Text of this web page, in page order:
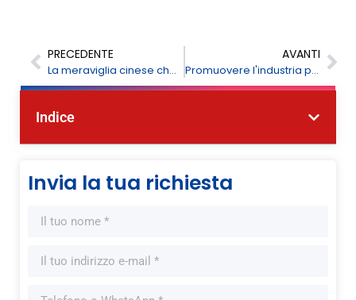
PRECEDENTE
La meraviglia cinese che si cela dietro ogni controllo nel settore agroalimentare
AVANTI
Promuovere l'industria petrolchimica conforme alle normative in tutta l'Indonesia
Indice
Invia la tua richiesta